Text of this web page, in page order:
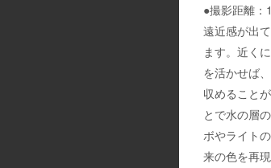
●撮影距離：
遠近感が出
ます。近く
を活かせば
収めること
とで水の層
ボやライト
来の色を再現